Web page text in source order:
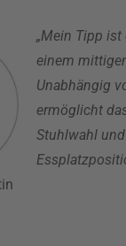
„Mein Tipp
einem
Unabhängig
ermöglicht
Stuhlwahl und